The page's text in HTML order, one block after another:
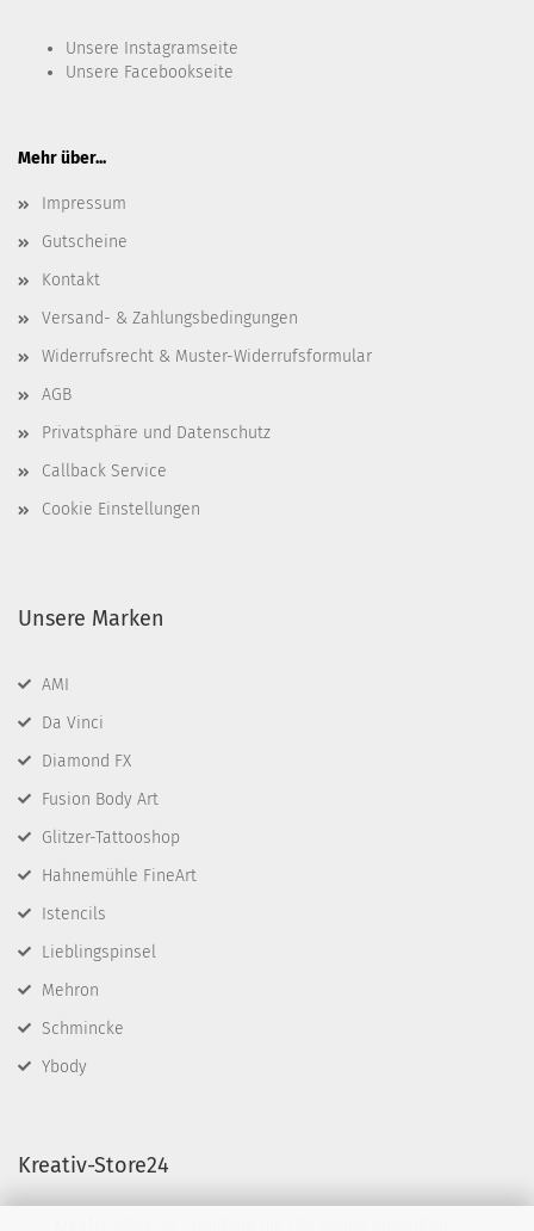
Unsere Instagramseite
Unsere Facebookseite
Mehr über...
Impressum
Gutscheine
Kontakt
Versand- & Zahlungsbedingungen
Widerrufsrecht & Muster-Widerrufsformular
AGB
Privatsphäre und Datenschutz
Callback Service
Cookie Einstellungen
Unsere Marken
AMI
Da Vinci
Diamond FX
Fusion Body Art
Glitzer-Tattooshop
Hahnemühle FineArt
Istencils
Lieblingspinsel
Mehron
Schmincke
Ybody
Kreativ-Store24